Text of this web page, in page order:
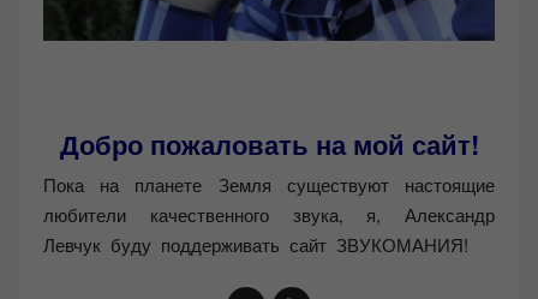
Добро пожаловать на мой сайт!
Пока на планете Земля существуют настоящие
любители качественного звука, я, Александр
Левчук буду поддерживать сайт ЗВУКОМАНИЯ!